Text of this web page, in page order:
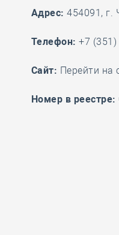
Адрес: 454091, г.
Телефон: +7
Cайт: Перейти на
Номер в реестре: